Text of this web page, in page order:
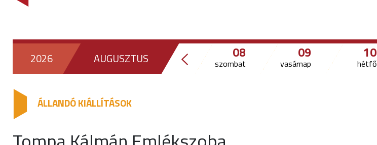
2026 AUGUSZTUS 08
szombat
09
vasárnap
10
hétfő
ÁLLANDÓ KIÁLLÍTÁSOK